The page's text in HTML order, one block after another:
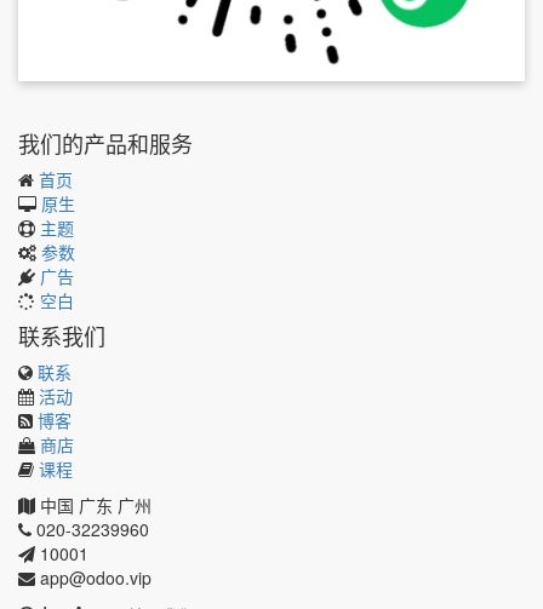
我们的产品和服务
首页
原生
主题
参数
广告
空白
联系我们
联系
活动
博客
商店
课程
中国 广东 广州
020-32239960
10001
app@odoo.vip